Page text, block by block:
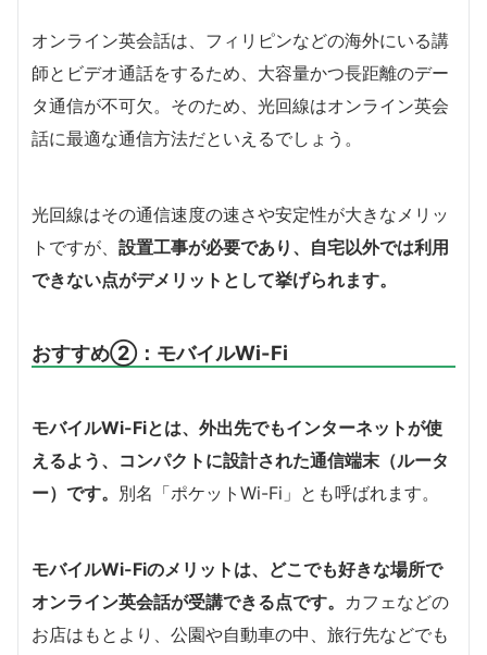
オンライン英会話は、フィリピンなどの海外にいる講
師とビデオ通話をするため、大容量かつ長距離のデー
タ通信が不可欠。そのため、光回線はオンライン英会
話に最適な通信方法だといえるでしょう。
光回線はその通信速度の速さや安定性が大きなメリッ
トですが、 設置工事が必要であり、自宅以外では利用
できない点がデメリットとして挙げられます。
おすすめ②：モバイルWi-Fi
モバイルWi-Fiとは、外出先でもインターネットが使
えるよう、コンパクトに設計された通信端末（ルータ
ー）です。 別名「ポケットWi-Fi」とも呼ばれます。
モバイルWi-Fiのメリットは、どこでも好きな場所で
オンライン英会話が受講できる点です。 カフェなどの
お店はもとより、公園や自動車の中、旅行先などでも